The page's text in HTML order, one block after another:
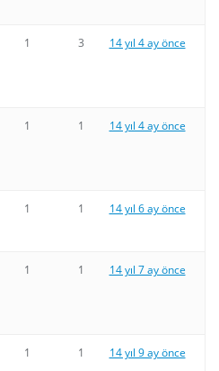
1 3 14 yıl 4 ay önce
1 1 14 yıl 4 ay önce
1 1 14 yıl 6 ay önce
1 1 14 yıl 7 ay önce
1 1 14 yıl 9 ay önce